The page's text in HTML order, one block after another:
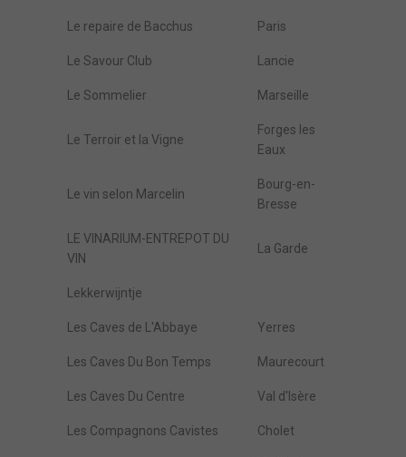
Le repaire de Bacchus Paris
Le Savour Club Lancie
Le Sommelier Marseille
Le Terroir et la Vigne
Forges les
Eaux
Le vin selon Marcelin
Bourg-en-
Bresse
LE VINARIUM-ENTREPOT DU
VIN
La Garde
Lekkerwijntje
Les Caves de L'Abbaye Yerres
Les Caves Du Bon Temps Maurecourt
Les Caves Du Centre Val d'Isère
Les Compagnons Cavistes Cholet